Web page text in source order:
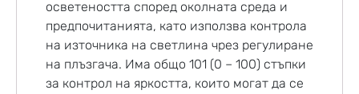
осветеността според околната среда и
предпочитанията, като използва контрола
на източника на светлина чрез регулиране
на плъзгача. Има общо 101 (0 – 100) стъпки
за контрол на яркостта, които могат да се